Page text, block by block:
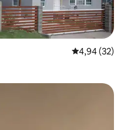
Évaluation
4,94 (32)